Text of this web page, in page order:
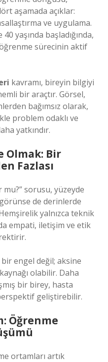
aşamada açıklar:
ve uygulama.
yaşında başladığında,
sürecinin aktif
kavramı, bireyin bilgiyi
bir araçtır. Görsel,
bağımsız olarak,
problem odaklı ve
yatkındır.
Olmak: Bir
Fazlası
sorusu, yüzeyde
de derinlerde
yalnızca teknik
empati, iletişim ve etik
bir engel değil; aksine
olabilir. Daha
bir birey, hasta
geliştirebilir.
Öğrenme
ortamları artık